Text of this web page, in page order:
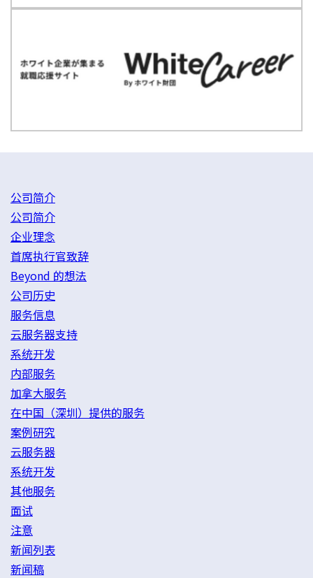
公司简介
公司简介
企业理念
首席执行官致辞
Beyond 的想法
公司历史
服务信息
云服务器支持
系统开发
内部服务
加拿大服务
在中国（深圳）提供的服务
案例研究
云服务器
系统开发
其他服务
面试
注意
新闻列表
新闻稿